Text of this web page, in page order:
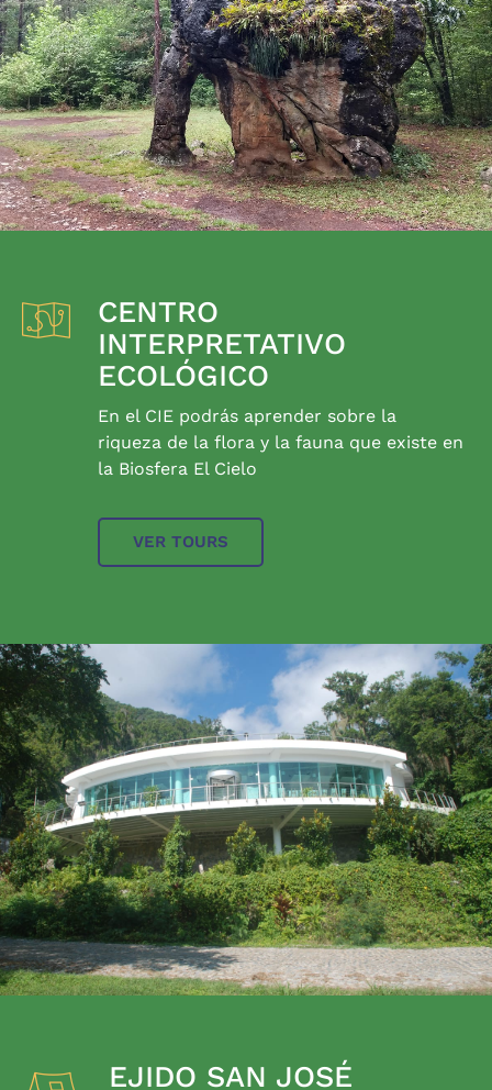
CENTRO
INTERPRETATIVO
ECOLÓGICO
En el CIE podrás aprender sobre la
riqueza de la flora y la fauna que existe en
la Biosfera El Cielo
VER TOURS
EJIDO SAN JOSÉ